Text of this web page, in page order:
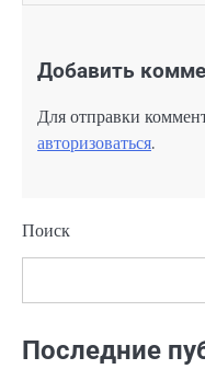
Добавить
Для отправки
авторизоваться.
Поиск
Последние